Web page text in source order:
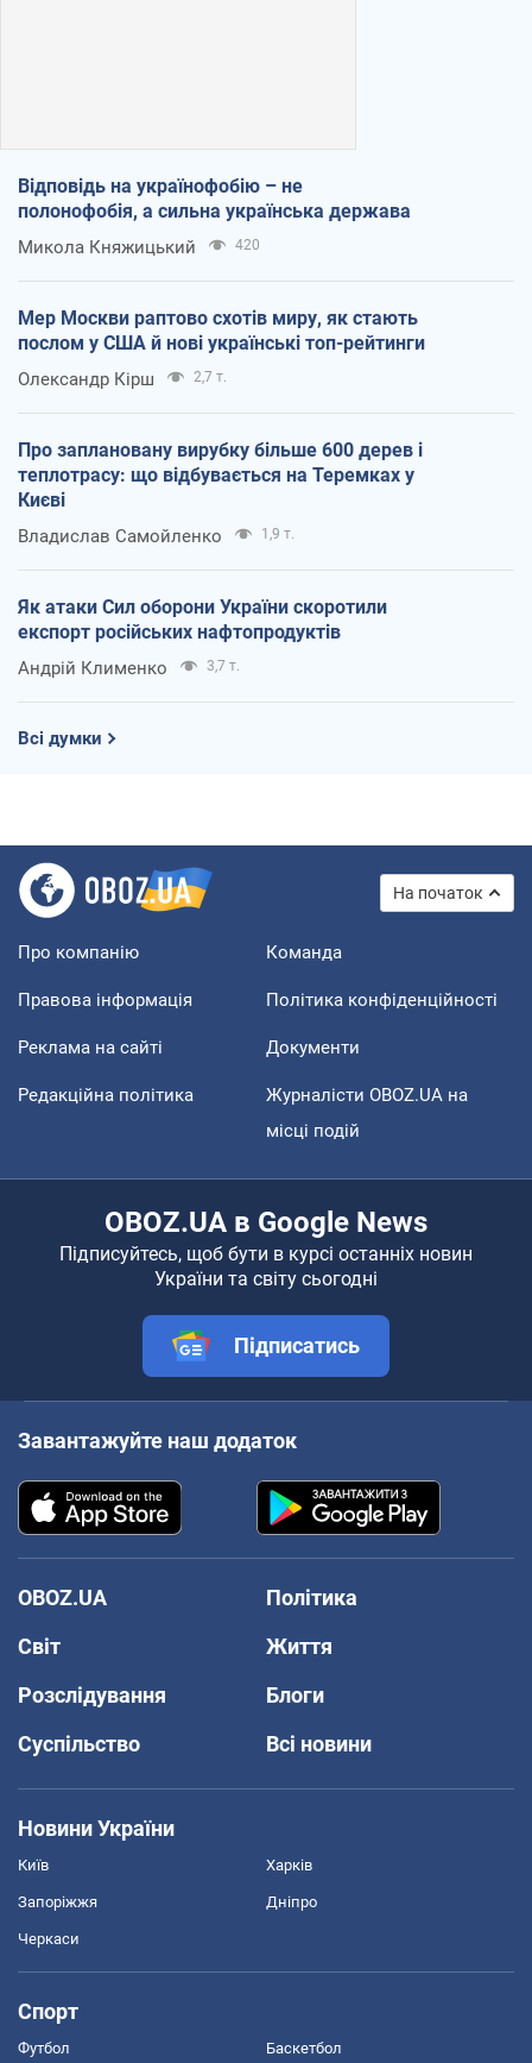
Відповідь на українофобію – не
полонофобія, а сильна українська держава
Микола Княжицький 420
Мер Москви раптово схотів миру, як стають
послом у США й нові українські топ-рейтинги
Олександр Кірш 2,7 т.
Про заплановану вирубку більше 600 дерев і
теплотрасу: що відбувається на Теремках у
Києві
Владислав Самойленко 1,9 т.
Як атаки Сил оборони України скоротили
експорт російських нафтопродуктів
Андрій Клименко 3,7 т.
Всі думки
На початок
Про компанію Команда
Правова інформація Політика конфіденційності
Реклама на сайті Документи
Редакційна політика
Журналісти OBOZ.UA на
місці подій
OBOZ.UA в Google News
Підписуйтесь, щоб бути в курсі останніх новин
України та світу сьогодні
Підписатись
Завантажуйте наш додаток
OBOZ.UA
Політика
Світ
Життя
Розслідування
Блоги
Суспільство
Всі новини
Новини України
Київ Харків
Запоріжжя Дніпро
Черкаси
Спорт
Футбол Баскетбол